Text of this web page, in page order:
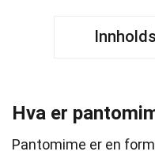
Hva er
Pantomime er en